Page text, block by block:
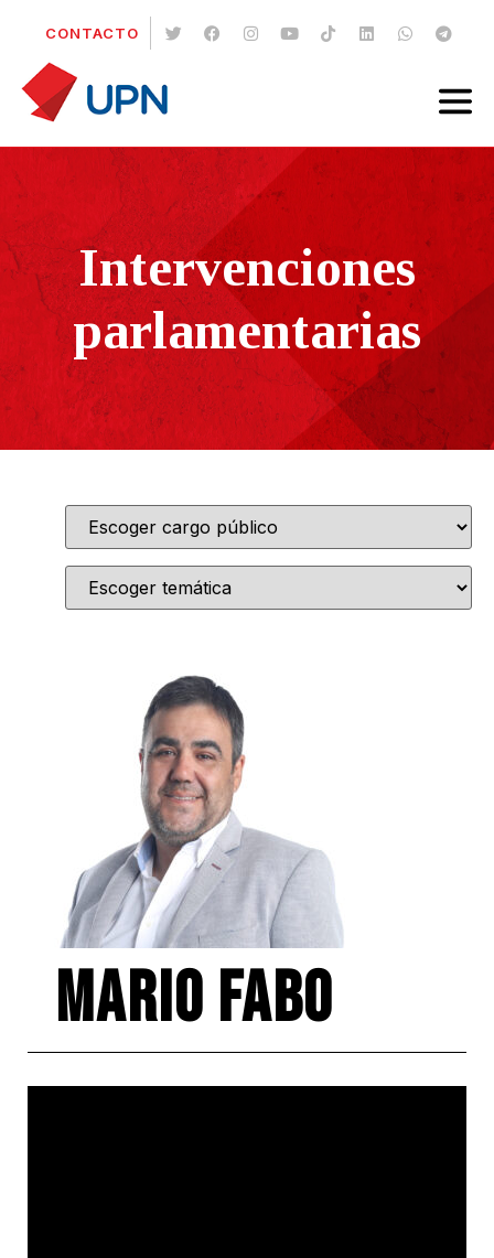
CONTACTO
Intervenciones
parlamentarias
MARIO FABO